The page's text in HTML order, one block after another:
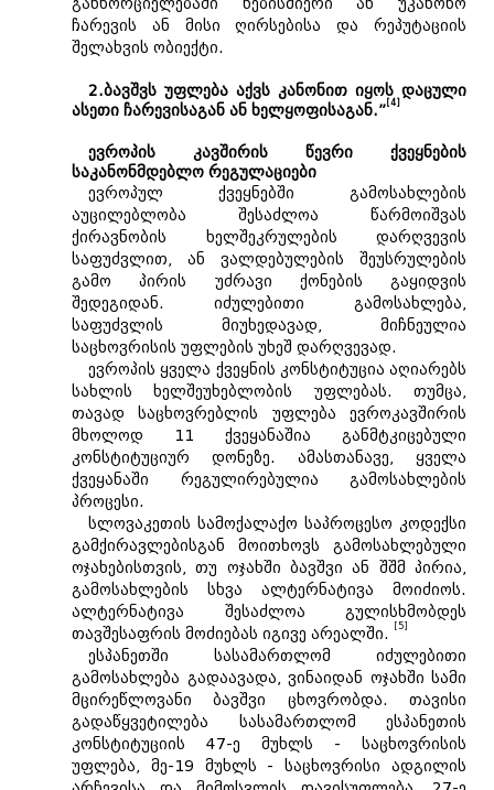
განხორციელებაში ნებისმიერი ან უკანონო
ჩარევის ან მისი ღირსებისა და რეპუტაციის
შელახვის ობიექტი.
2.ბავშვს უფლება აქვს კანონით იყოს დაცული
ასეთი ჩარევისაგან ან ხელყოფისაგან.” [4]
ევროპის კავშირის წევრი ქვეყნების
საკანონმდებლო რეგულაციები
ევროპულ ქვეყნებში გამოსახლების
აუცილებლობა შესაძლოა წარმოიშვას
ქირავნობის ხელშეკრულების დარღვევის
საფუძვლით, ან ვალდებულების შეუსრულების
გამო პირის უძრავი ქონების გაყიდვის
შედეგიდან. იძულებითი გამოსახლება,
საფუძვლის მიუხედავად, მიჩნეულია
საცხოვრისის უფლების უხეშ დარღვევად.
ევროპის ყველა ქვეყნის კონსტიტუცია აღიარებს
სახლის ხელშეუხებლობის უფლებას. თუმცა,
თავად საცხოვრებლის უფლება ევროკავშირის
მხოლოდ 11 ქვეყანაშია განმტკიცებული
კონსტიტუციურ დონეზე. ამასთანავე, ყველა
ქვეყანაში რეგულირებულია გამოსახლების
პროცესი.
სლოვაკეთის სამოქალაქო საპროცესო კოდექსი
გამქირავლებისგან მოითხოვს გამოსახლებული
ოჯახებისთვის, თუ ოჯახში ბავშვი ან შშმ პირია,
გამოსახლების სხვა ალტერნატივა მოიძიოს.
ალტერნატივა შესაძლოა გულისხმობდეს
თავშესაფრის მოძიებას იგივე არეალში.
[5]
ესპანეთში სასამართლომ იძულებითი
გამოსახლება გადაავადა, ვინაიდან ოჯახში სამი
მცირეწლოვანი ბავშვი ცხოვრობდა. თავისი
გადაწყვეტილება სასამართლომ ესპანეთის
კონსტიტუციის 47-ე მუხლს - საცხოვრისის
უფლება, მე-19 მუხლს - საცხოვრისი ადგილის